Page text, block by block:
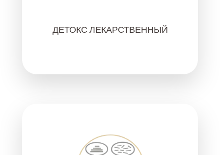
ДЕТОКС ЛЕКАРСТВЕННЫЙ